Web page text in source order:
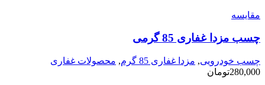
مقایسه
چسب مزدا غفاری 85 گرمی
چسب خودرویی, مزدا غفاری 85 گرم , محصولات غفاری
280,000تومان